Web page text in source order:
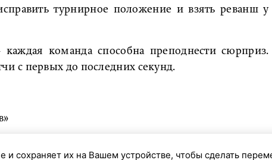
турнирное положение и взять реванш у
команда способна преподнести сюрприз.
с первых до последних секунд.
и сохраняет их на Вашем устройстве, чтобы сделать